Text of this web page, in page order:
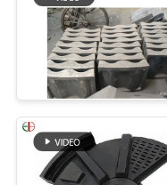
FABRIEKSREIS
CONTACTEER
ONS